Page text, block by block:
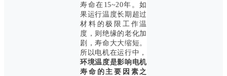
寿命在15~20年。如
果运行温度长期超过
材料的极限工作温
度，则绝缘的老化加
剧，寿命大大缩短。
所以电机在运行中，
环境温度是影响电机
寿命的主要因素之